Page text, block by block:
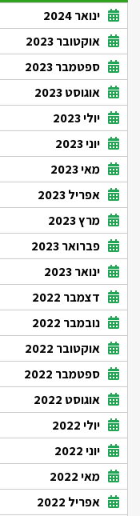
ינואר 2024
אוקטובר 2023
ספטמבר 2023
אוגוסט 2023
יולי 2023
יוני 2023
מאי 2023
אפריל 2023
מרץ 2023
פברואר 2023
ינואר 2023
דצמבר 2022
נובמבר 2022
אוקטובר 2022
ספטמבר 2022
אוגוסט 2022
יולי 2022
יוני 2022
מאי 2022
אפריל 2022